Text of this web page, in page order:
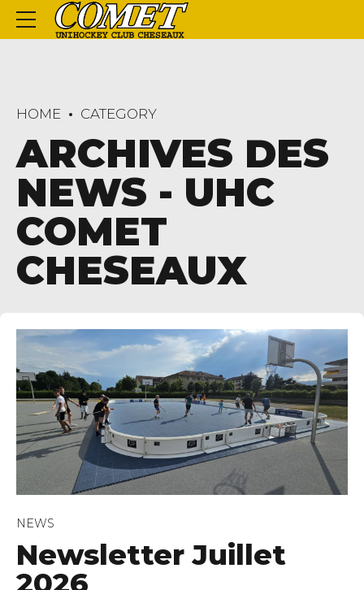
HOME CATEGORY
ARCHIVES DES
NEWS - UHC
COMET
CHESEAUX
NEWS
Newsletter Juillet